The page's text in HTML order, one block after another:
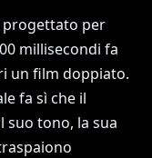
progettato per
millisecondi fa
un film doppiato.
fa sì che il
suo tono, la sua